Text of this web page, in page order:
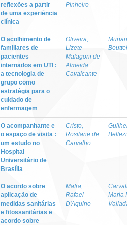
reflexões a partir
de uma experiência
clínica
Pinheiro
O acolhimento de
familiares de
pacientes
internados em UTI :
a tecnologia de
grupo como
estratégia para o
cuidado de
enfermagem
Oliveira,
Lizete
Malagoni de
Almeida
Cavalcante
O acompanhante e
o espaço de visita :
um estudo no
Hospital
Universitário de
Brasília
Cristo,
Rosilane de
Carvalho
Bellezi
O acordo sobre
aplicação de
medidas sanitárias
e fitossanitárias e
acordo sobre
Mafra,
Rafael
D'Aquino
Maria